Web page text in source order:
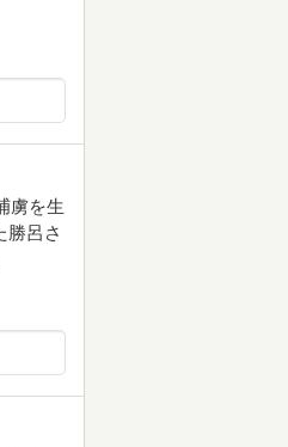
虜を生
勝呂さ